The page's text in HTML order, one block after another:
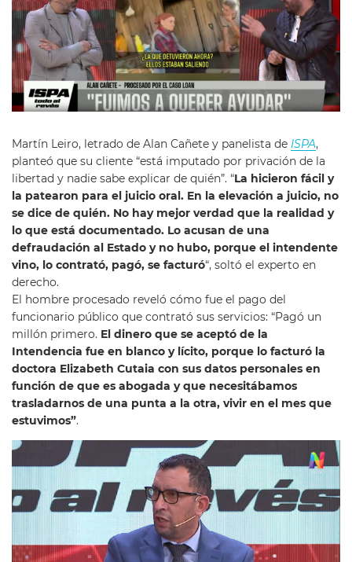
Martín Leiro, letrado de Alan Cañete y panelista de ISPA,
planteó que su cliente “está imputado por privación de la
libertad y nadie sabe explicar de quién”. “La hicieron fácil y
la patearon para el juicio oral. En la elevación a juicio, no
se dice de quién. No hay mejor verdad que la realidad y
lo que está documentado. Lo acusan de una
defraudación al Estado y no hubo, porque el intendente
vino, lo contrató, pagó, se facturó“, soltó el experto en
derecho.
El hombre procesado reveló cómo fue el pago del
funcionario público que contrató sus servicios: “Pagó un
millón primero. El dinero que se aceptó de la
Intendencia fue en blanco y lícito, porque lo facturó la
doctora Elizabeth Cutaia con sus datos personales en
función de que es abogada y que necesitábamos
trasladarnos de una punta a la otra, vivir en el mes que
estuvimos”.